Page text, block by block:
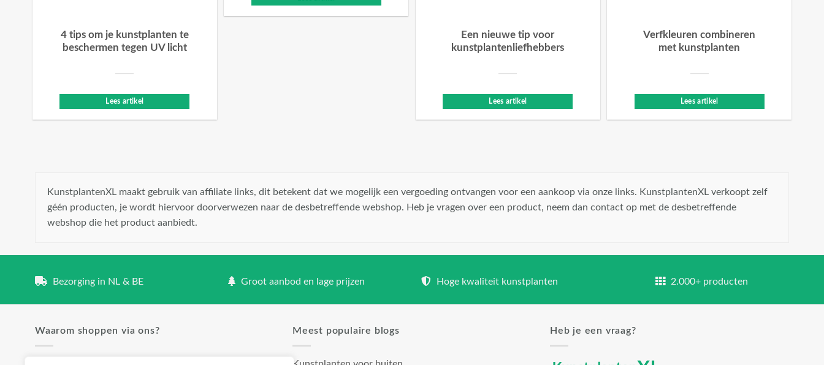
4 tips om je kunstplanten te
beschermen tegen UV licht
Lees artikel
Een nieuwe tip voor
kunstplantenliefhebbers
Lees artikel
Verfkleuren combineren
met kunstplanten
Lees artikel
KunstplantenXL maakt gebruik van affiliate links, dit betekent dat we mogelijk een vergoeding ontvangen voor een aankoop via onze links. KunstplantenXL verkoopt zelf
géén producten, je wordt hiervoor doorverwezen naar de desbetreffende webshop. Heb je vragen over een product, neem dan contact op met de desbetreffende
webshop die het product aanbiedt.
Bezorging in NL & BE Groot aanbod en lage prijzen Hoge kwaliteit kunstplanten 2.000+ producten
Waarom shoppen via ons? Meest populaire blogs Heb je een vraag?